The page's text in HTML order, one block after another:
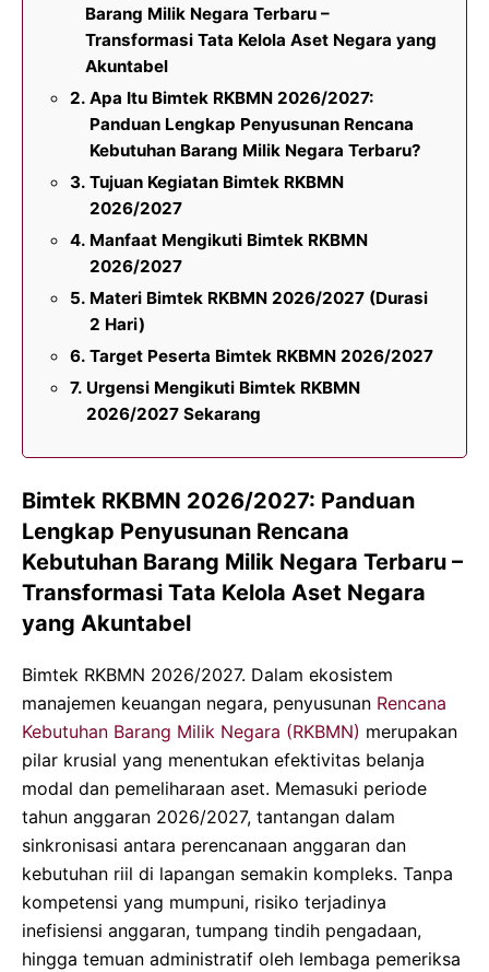
Barang Milik Negara Terbaru –
Transformasi Tata Kelola Aset Negara yang
Akuntabel
Apa Itu Bimtek RKBMN 2026/2027:
Panduan Lengkap Penyusunan Rencana
Kebutuhan Barang Milik Negara Terbaru?
Tujuan Kegiatan Bimtek RKBMN
2026/2027
Manfaat Mengikuti Bimtek RKBMN
2026/2027
Materi Bimtek RKBMN 2026/2027 (Durasi
2 Hari)
Target Peserta Bimtek RKBMN 2026/2027
Urgensi Mengikuti Bimtek RKBMN
2026/2027 Sekarang
Bimtek RKBMN 2026/2027: Panduan
Lengkap Penyusunan Rencana
Kebutuhan Barang Milik Negara Terbaru –
Transformasi Tata Kelola Aset Negara
yang Akuntabel
Bimtek RKBMN 2026/2027. Dalam ekosistem
manajemen keuangan negara, penyusunan Rencana
Kebutuhan Barang Milik Negara (RKBMN) merupakan
pilar krusial yang menentukan efektivitas belanja
modal dan pemeliharaan aset. Memasuki periode
tahun anggaran 2026/2027, tantangan dalam
sinkronisasi antara perencanaan anggaran dan
kebutuhan riil di lapangan semakin kompleks. Tanpa
kompetensi yang mumpuni, risiko terjadinya
inefisiensi anggaran, tumpang tindih pengadaan,
hingga temuan administratif oleh lembaga pemeriksa